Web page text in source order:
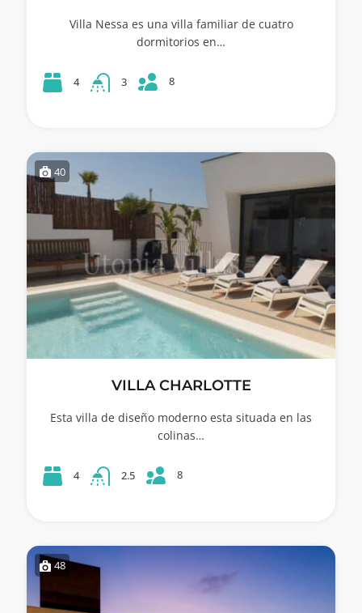
Villa Nessa es una villa familiar de cuatro
dormitorios en…
4 3 8
40
VILLA CHARLOTTE
Esta villa de diseño moderno esta situada en las
colinas…
4 2.5 8
48